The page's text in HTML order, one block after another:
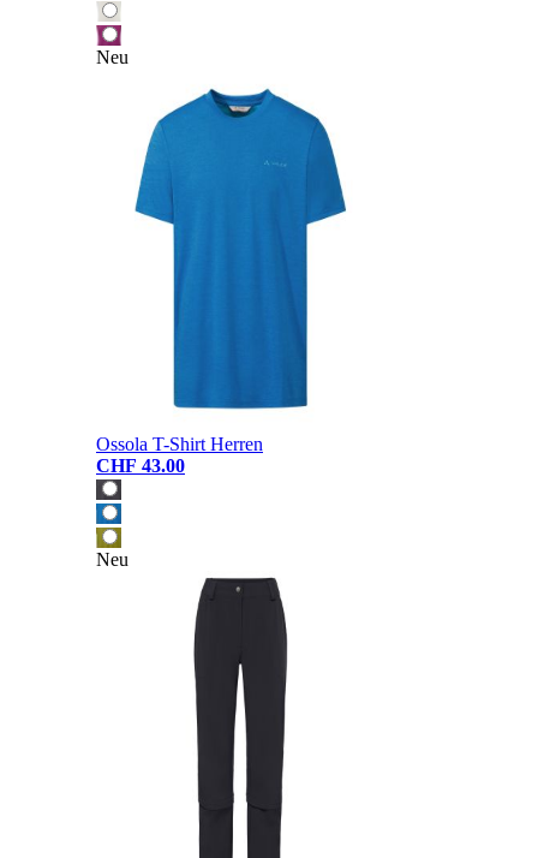
Neu
Ossola T-Shirt Herren
CHF 43.00
Neu